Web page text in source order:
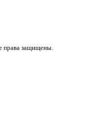
права защищены.